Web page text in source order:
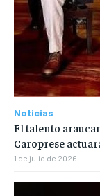
Noticias
El talento
Caroprese
1 de julio de 2026